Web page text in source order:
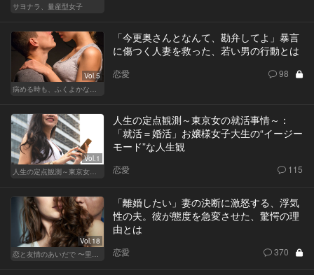
サヨナラ、量産型女子
Vol.5
「今更奥さんとなんて、勘弁してよ」暴言
に傷つく人妻を救った、若い男の行動とは
恋愛 98
Vol.1
人生の定点観測～東京女の就活事情～：
「就活＝婚活」お嬢様女子大生の“イージー
モード”な人生観
恋愛 115
Vol.18
「離婚したい」妻の決断に激怒する、浮気
性の夫。彼が態度を急変させた、驚愕の理
由とは
恋愛 370